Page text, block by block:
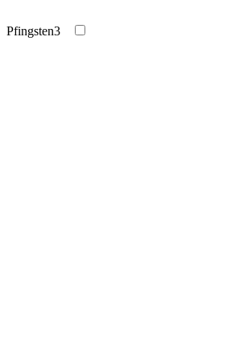
Pfingsten3